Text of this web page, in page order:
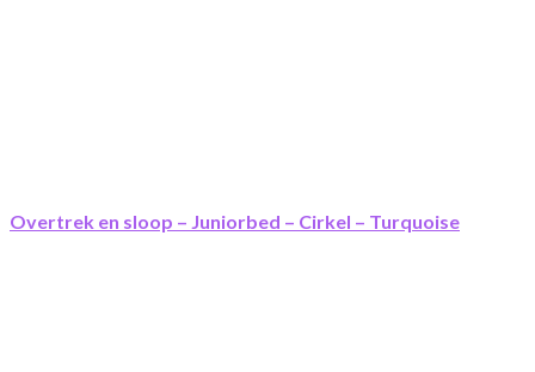
Overtrek en sloop – Juniorbed – Cirkel – Turquoise